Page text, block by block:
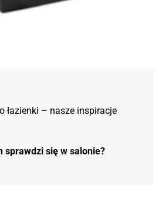
łazienki – nasze inspiracje
sprawdzi się w salonie?